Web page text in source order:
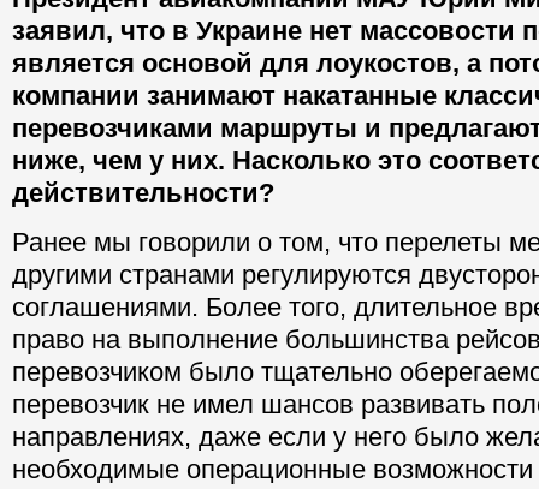
заявил, что в Украине нет массовости
является основой для лоукостов, а
компании занимают накатанные
перевозчиками маршруты и
ниже, чем у них. Насколько это
действительности?
Ранее мы говорили о том, что перелеты
другими странами регулируются
соглашениями. Более того, длительное
право на выполнение большинства
перевозчиком было тщательно
перевозчик не имел шансов развивать
направлениях, даже если у него было
необходимые операционные